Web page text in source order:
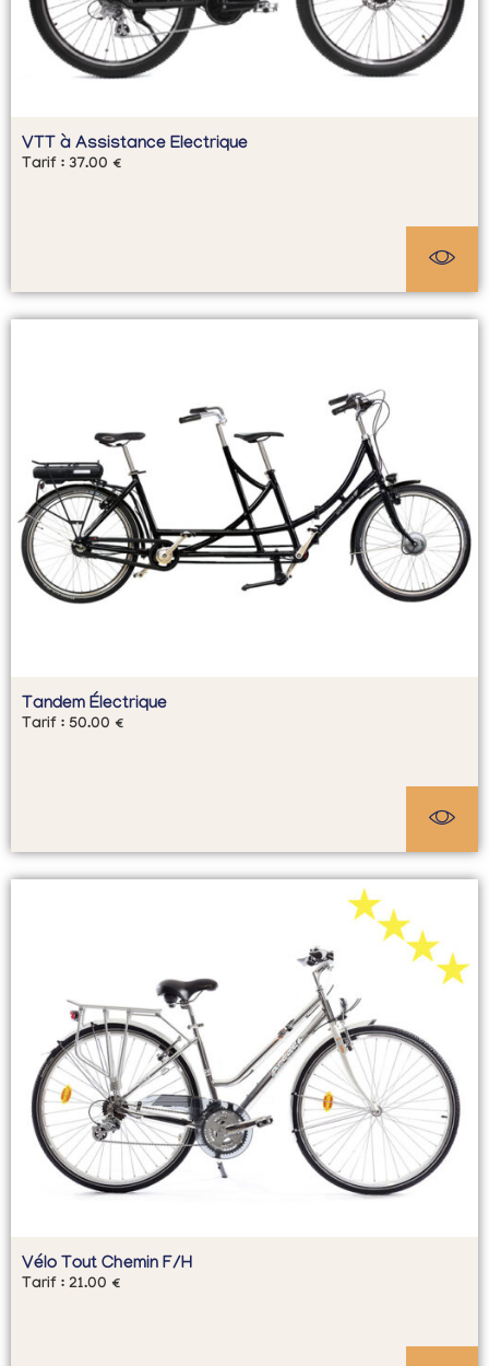
VTT à Assistance Electrique
Tarif : 37.00 €
Tandem Électrique
Tarif : 50.00 €
Vélo Tout Chemin F/H
Tarif : 21.00 €